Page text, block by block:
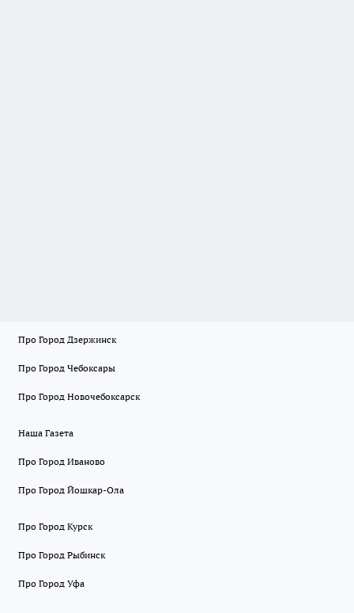
Про Город Дзержинск
Про Город Чебоксары
Про Город Новочебоксарск
Наша Газета
Про Город Иваново
Про Город Йошкар-Ола
Про Город Курск
Про Город Рыбинск
Про Город Уфа